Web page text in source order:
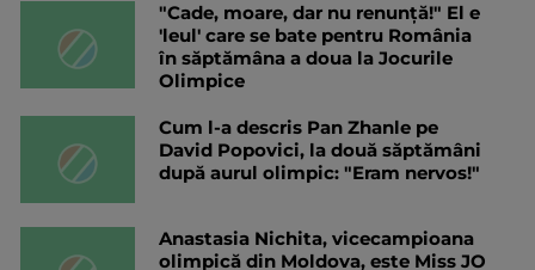
"Cade, moare, dar nu renunță!" El e
'leul' care se bate pentru România
în săptămâna a doua la Jocurile
Olimpice
Cum l-a descris Pan Zhanle pe
David Popovici, la două săptămâni
după aurul olimpic: "Eram nervos!"
Anastasia Nichita, vicecampioana
olimpică din Moldova, este Miss JO